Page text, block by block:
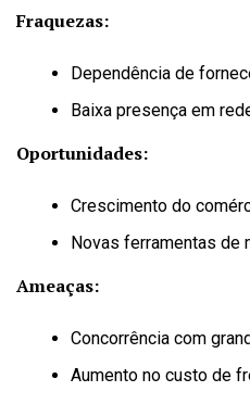
Fraquezas:
Dependência de
Baixa presença em
Oportunidades:
Crescimento do
Novas ferramentas de
Ameaças:
Concorrência com
Aumento no custo de